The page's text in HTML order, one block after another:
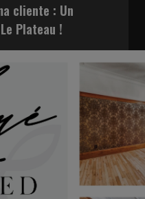
cliente : Un
Plateau !